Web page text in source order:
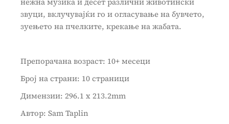
звуци, вклучувајќи го и огласување на бувчето,
зуењето на пчелките, крекање на жабата.
Препорачана возраст: 10+ месеци
Број на страни: 10 страници
Димензии: 296.1 x 213.2mm
Aвтор: Sam Taplin